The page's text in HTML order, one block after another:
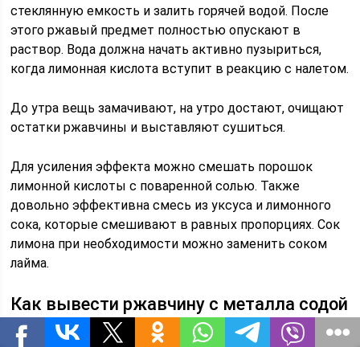
стеклянную емкость и залить горячей водой. После
этого ржавый предмет полностью опускают в
раствор. Вода должна начать активно пузыриться,
когда лимонная кислота вступит в реакцию с налетом.
До утра вещь замачивают, на утро достают, очищают
остатки ржавчины и выставляют сушиться.
Для усиления эффекта можно смешать порошок
лимонной кислоты с поваренной солью. Также
довольно эффективна смесь из уксуса и лимонного
сока, которые смешивают в равных пропорциях. Сок
лимона при необходимости можно заменить соком
лайма.
Как вывести ржавчину с металла содой
Для того чтобы вывести ржавое пятно с помощью